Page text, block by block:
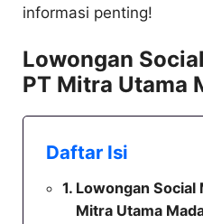
informasi penting!
Lowongan
PT Mitra Utama
Daftar Isi
Lowongan Social
Mitra Utama